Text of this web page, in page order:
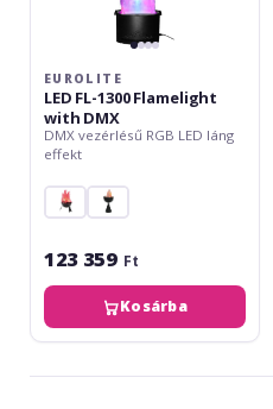
EUROLITE
LED FL-1300 Flamelight
with DMX
DMX vezérlésű RGB LED láng
effekt
123 359 Ft
Kosárba